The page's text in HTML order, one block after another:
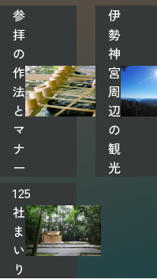
参
拝
の
作
法
と
マ
ナ
ー
伊
勢
神
宮
周
辺
の
観
光
125
社
ま
い
り